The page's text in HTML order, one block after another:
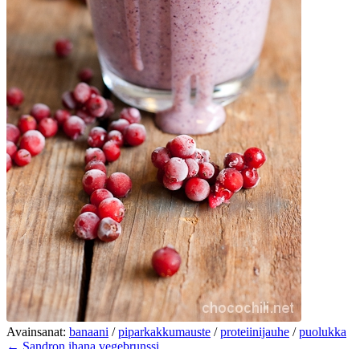
Avainsanat: banaani /piparkakkumauste /proteiinijauhe /puolukka
← Sandron ihana vegebrunssi